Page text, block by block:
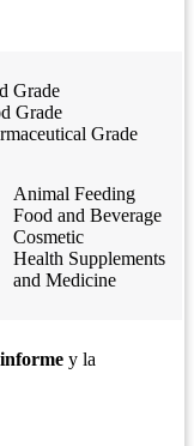
Grade
Grade
Grade
Animal Feeding
Food and Beverage
Cosmetic
Health Supplements
and Medicine
y la